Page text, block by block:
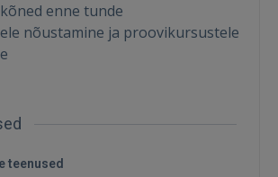
enne tunde
nõustamine ja proovikursustele
teenused